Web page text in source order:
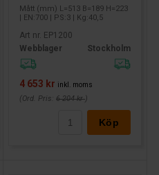
Mått (mm) L=513 B=189 H=223
| EN:700 | PS:3 | Kg:40,5
Art nr. EP1200
Webblager
Stockholm
4 653 kr inkl. moms
(Ord. Pris: 6 204 kr)
Köp